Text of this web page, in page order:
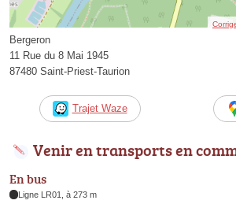
Bergeron
11 Rue du 8 Mai 1945
87480 Saint-Priest-Taurion
Trajet Waze
Venir en transports en
En bus
Ligne LR01, à 273 m